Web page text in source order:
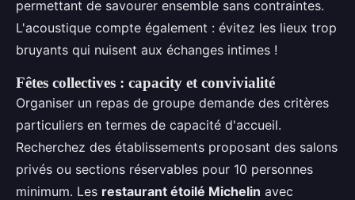
permettant de savourer ensemble sans contraintes.
L'acoustique compte également : évitez les lieux trop
bruyants qui nuisent aux échanges intimes !
Fêtes collectives : capacity et convivialité
Organiser un repas de groupe demande des critères
particuliers en termes de capacité d'accueil.
Recherchez des établissements proposant des salons
privés ou sections réservables pour 10 personnes
minimum. Les restaurant étoilé Michelin avec